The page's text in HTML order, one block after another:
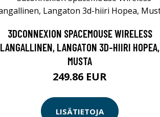
3DCONNEXION SPACEMOUSE WIRELESS
LANGALLINEN, LANGATON 3D-HIIRI HOPEA,
MUSTA
249.86 EUR
LISÄTIETOJA